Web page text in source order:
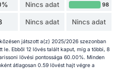
Nincs adat 98
Nincs adat Nincs adat
játszott a(z) 2025/2026 szezonban
Ebből 12 lövés talált kaput, míg a többi, 8
lövési pontossága 60.00%. Minden
átlagosan 0.59 lövést hajt végre a